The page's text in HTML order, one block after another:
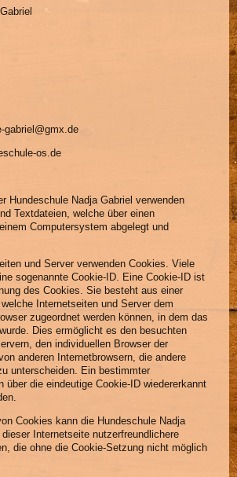
gabriel@gmx.de
os.de
Hundeschule Nadja Gabriel verwenden
Textdateien, welche über einen
Computersystem abgelegt und
und Server verwenden Cookies. Viele
sogenannte Cookie-ID. Eine Cookie-ID ist
des Cookies. Sie besteht aus einer
Internetseiten und Server dem
zugeordnet werden können, in dem das
Dies ermöglicht es den besuchten
den individuellen Browser der
anderen Internetbrowsern, die andere
unterscheiden. Ein bestimmter
über die eindeutige Cookie-ID wiedererkannt
Cookies kann die Hundeschule Nadja
Internetseite nutzerfreundlichere
die ohne die Cookie-Setzung nicht möglich